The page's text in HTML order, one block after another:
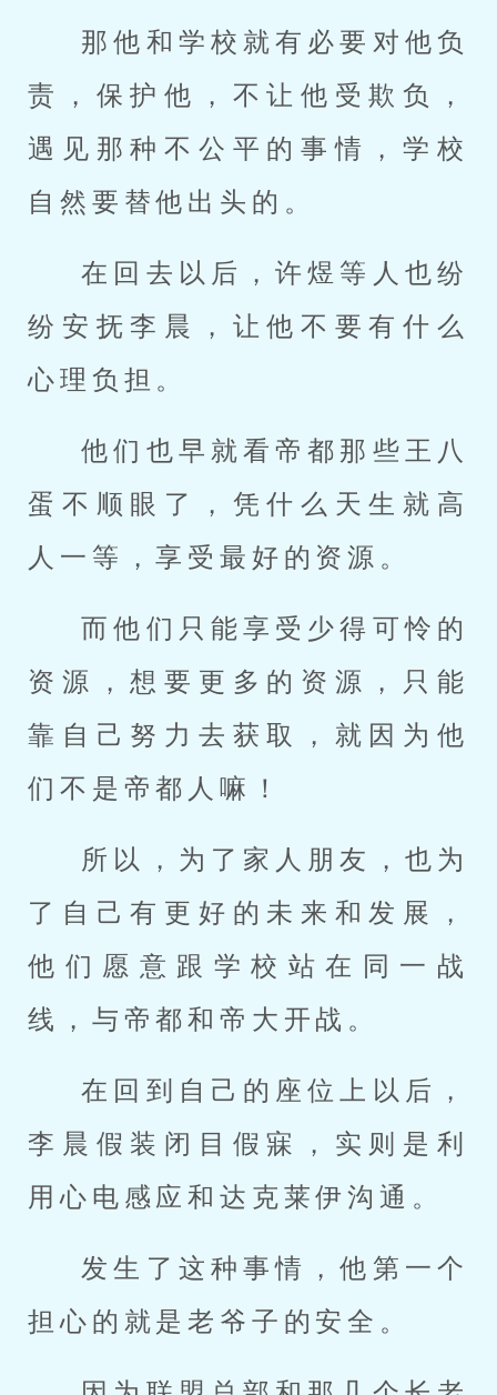
那他和学校就有必要对他负
责，保护他，不让他受欺负，
遇见那种不公平的事情，学校
自然要替他出头的。
在回去以后，许煜等人也纷
纷安抚李晨，让他不要有什么
心理负担。
他们也早就看帝都那些王八
蛋不顺眼了，凭什么天生就高
人一等，享受最好的资源。
而他们只能享受少得可怜的
资源，想要更多的资源，只能
靠自己努力去获取，就因为他
们不是帝都人嘛！
所以，为了家人朋友，也为
了自己有更好的未来和发展，
他们愿意跟学校站在同一战
线，与帝都和帝大开战。
在回到自己的座位上以后，
李晨假装闭目假寐，实则是利
用心电感应和达克莱伊沟通。
发生了这种事情，他第一个
担心的就是老爷子的安全。